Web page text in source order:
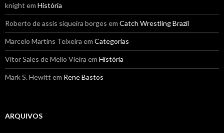
knight em História
Roberto de assis siqueira borges em Catch Wrestling Brazil
Marcelo Martins Teixeira em Categorias
Vitor Sales de Mello Vieira em História
Mark S. Hewitt em Rene Bastos
ARQUIVOS